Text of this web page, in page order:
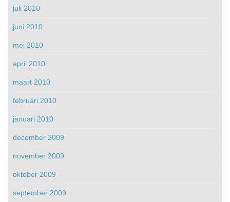
juli 2010
juni 2010
mei 2010
april 2010
maart 2010
februari 2010
januari 2010
december 2009
november 2009
oktober 2009
september 2009